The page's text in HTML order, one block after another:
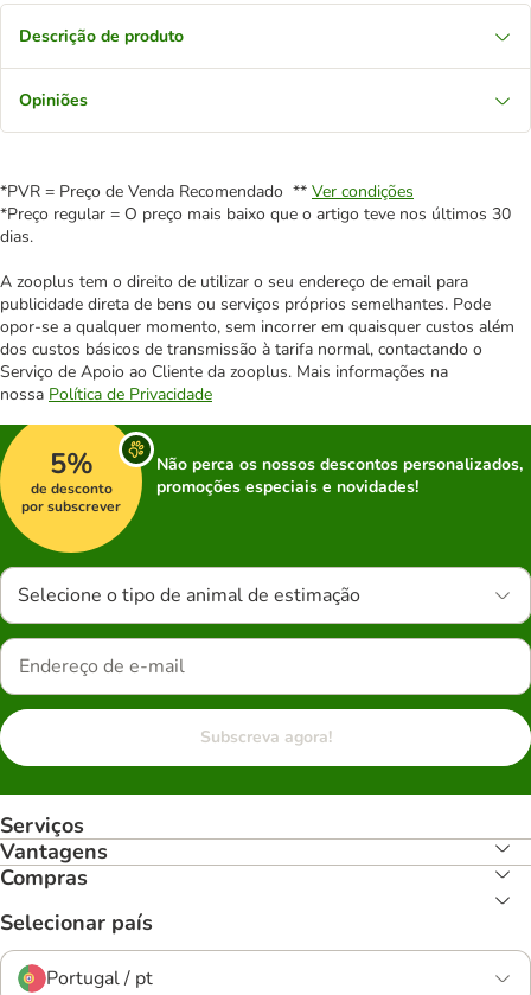
Descrição de produto
Opiniões
*PVR = Preço de Venda Recomendado ** Ver condições
*Preço regular = O preço mais baixo que o artigo teve nos últimos 30
dias.
A zooplus tem o direito de utilizar o seu endereço de email para
publicidade direta de bens ou serviços próprios semelhantes. Pode
opor-se a qualquer momento, sem incorrer em quaisquer custos além
dos custos básicos de transmissão à tarifa normal, contactando o
Serviço de Apoio ao Cliente da zooplus. Mais informações na
nossa Política de Privacidade
5%
de desconto
por subscrever
Não perca os nossos descontos personalizados,
promoções especiais e novidades!
Selecione o tipo de animal de estimação
Subscreva agora!
Serviços
Vantagens
Compras
Selecionar país
Portugal / pt